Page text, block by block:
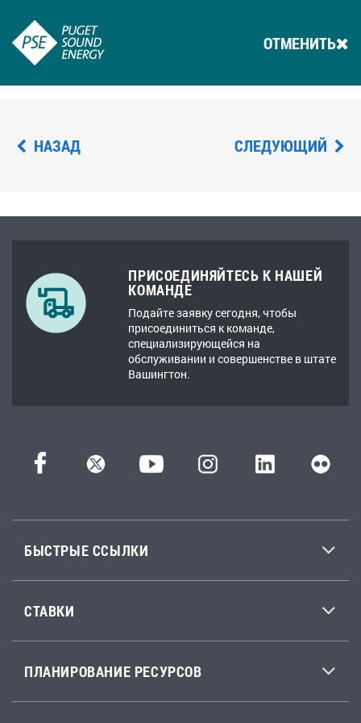
ОТМЕНИТЬ
НАЗАД СЛЕДУЮЩИЙ
ПРИСОЕДИНЯЙТЕСЬ К НАШЕЙ
КОМАНДЕ
Подайте заявку сегодня, чтобы
присоединиться к команде,
специализирующейся на
обслуживании и совершенстве в штате
Вашингтон.
БЫСТРЫЕ ССЫЛКИ
СТАВКИ
ПЛАНИРОВАНИЕ РЕСУРСОВ